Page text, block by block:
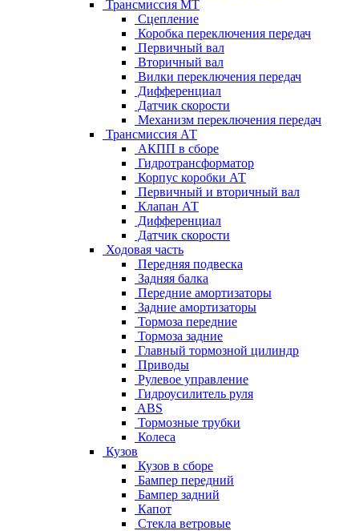
Трансмиссия МТ
Сцепление
Коробка переключения передач
Первичный вал
Вторичный вал
Вилки переключения передач
Дифференциал
Датчик скорости
Механизм переключения передач
Трансмиссия АТ
АКПП в сборе
Гидротрансформатор
Корпус коробки АТ
Первичный и вторичный вал
Клапан АТ
Дифференциал
Датчик скорости
Ходовая часть
Передняя подвеска
Задняя балка
Передние амортизаторы
Задние амортизаторы
Тормоза передние
Тормоза задние
Главный тормозной цилиндр
Приводы
Рулевое управление
Гидроусилитель руля
ABS
Тормозные трубки
Колеса
Кузов
Кузов в сборе
Бампер передний
Бампер задний
Капот
Стекла ветровые